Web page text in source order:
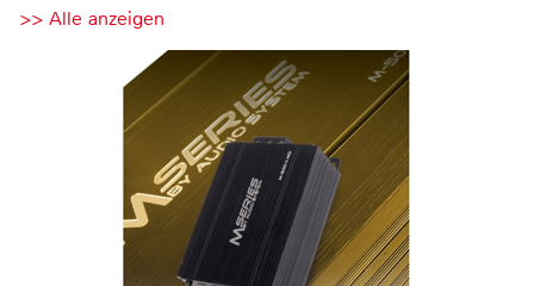
>> Alle anzeigen